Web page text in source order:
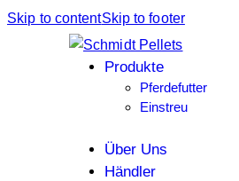
Skip to contentSkip to footer
Produkte
Pferdefutter
Einstreu
Über Uns
Händler